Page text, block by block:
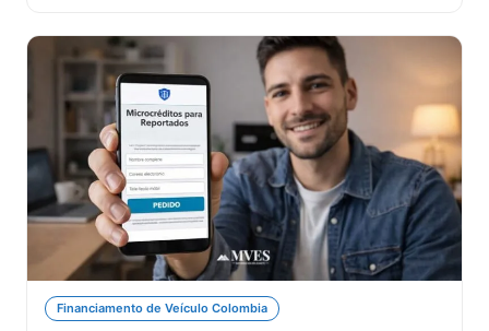
Financiamento de Veículo Colombia